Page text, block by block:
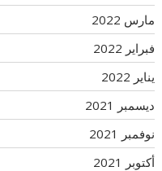
مارس 2022
فبراير 2022
يناير 2022
ديسمبر 2021
نوفمبر 2021
أكتوبر 2021